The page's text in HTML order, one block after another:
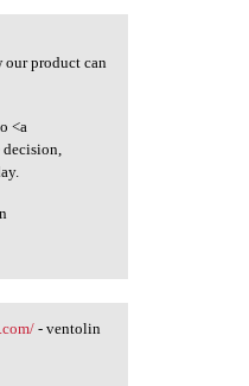
our product can
<a
- ventolin